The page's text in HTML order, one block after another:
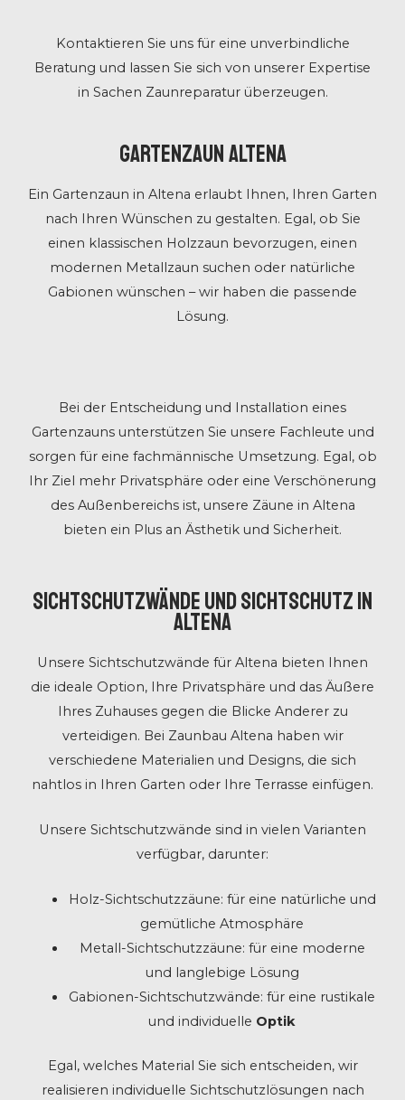
Kontaktieren Sie uns für eine unverbindliche
Beratung und lassen Sie sich von unserer Expertise
in Sachen Zaunreparatur überzeugen.
Gartenzaun Altena
Ein Gartenzaun in Altena erlaubt Ihnen, Ihren Garten
nach Ihren Wünschen zu gestalten. Egal, ob Sie
einen klassischen Holzzaun bevorzugen, einen
modernen Metallzaun suchen oder natürliche
Gabionen wünschen – wir haben die passende
Lösung.
Bei der Entscheidung und Installation eines
Gartenzauns unterstützen Sie unsere Fachleute und
sorgen für eine fachmännische Umsetzung. Egal, ob
Ihr Ziel mehr Privatsphäre oder eine Verschönerung
des Außenbereichs ist, unsere Zäune in Altena
bieten ein Plus an Ästhetik und Sicherheit.
Sichtschutzwände und Sichtschutz in
Altena
Unsere Sichtschutzwände für Altena bieten Ihnen
die ideale Option, Ihre Privatsphäre und das Äußere
Ihres Zuhauses gegen die Blicke Anderer zu
verteidigen. Bei Zaunbau Altena haben wir
verschiedene Materialien und Designs, die sich
nahtlos in Ihren Garten oder Ihre Terrasse einfügen.
Unsere Sichtschutzwände sind in vielen Varianten
verfügbar, darunter:
Holz-Sichtschutzzäune: für eine natürliche und
gemütliche Atmosphäre
Metall-Sichtschutzzäune: für eine moderne
und langlebige Lösung
Gabionen-Sichtschutzwände: für eine rustikale
und individuelle Optik
Egal, welches Material Sie sich entscheiden, wir
realisieren individuelle Sichtschutzlösungen nach